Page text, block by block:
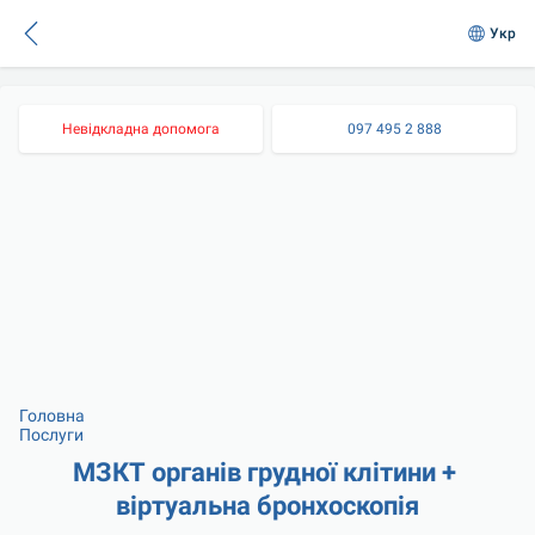
Укр
Невідкладна допомога 097 495 2 888
Головна
Послуги
МЗКТ органів грудної клітини +
віртуальна бронхоскопія